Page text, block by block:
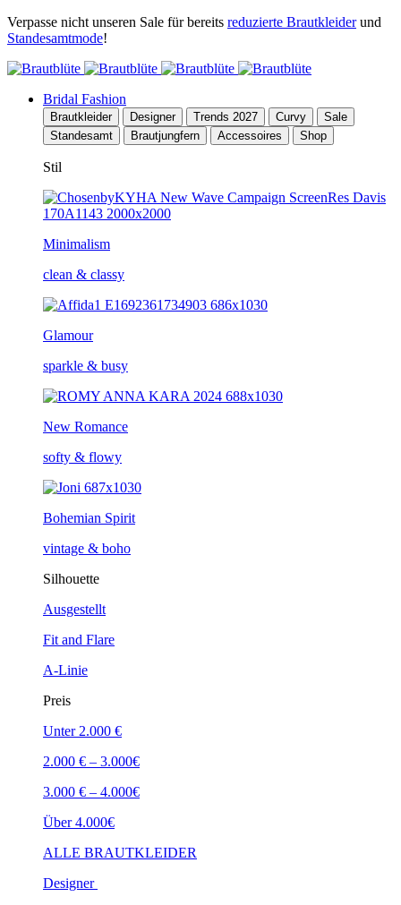
Verpasse nicht unseren Sale für bereits reduzierte Brautkleiderund
Standesamtmode!
Bridal Fashion
Brautkleider Designer Trends 2027 Curvy
Sale
Standesamt
Brautjungfern Accessoires Shop
Stil
Minimalism
clean & classy
Glamour
sparkle & busy
New Romance
softy & flowy
Bohemian Spirit
vintage & boho
Silhouette
Ausgestellt
Fit and Flare
A-Linie
Preis
Unter 2.000 €
2.000 € – 3.000€
3.000 € – 4.000€
Über 4.000€
ALLE BRAUTKLEIDER
Designer